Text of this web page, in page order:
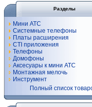
Разделы
Мини АТС
Системные телефоны
Платы расширения
CTI приложения
Телефоны
Домофоны
Аксесуары к мини АТС
Монтажная мелочь
Инструмент
Полный список